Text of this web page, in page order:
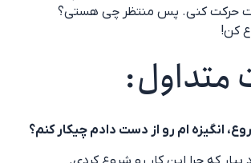
حرکت کنی. پس منتظر چی هستی؟
کن!
متداول:
انگیزه ام رو از دست دادم چیکار کنم؟